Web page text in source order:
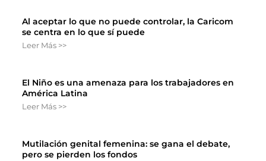
Al aceptar lo que no puede controlar, la Caricom
se centra en lo que sí puede
Leer Más >>
El Niño es una amenaza para los trabajadores en
América Latina
Leer Más >>
Mutilación genital femenina: se gana el debate,
pero se pierden los fondos